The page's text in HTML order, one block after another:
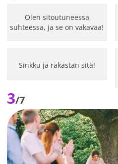
Olen sitoutuneessa
suhteessa, ja se on vakavaa!
Sinkku ja rakastan sitä!
3/7